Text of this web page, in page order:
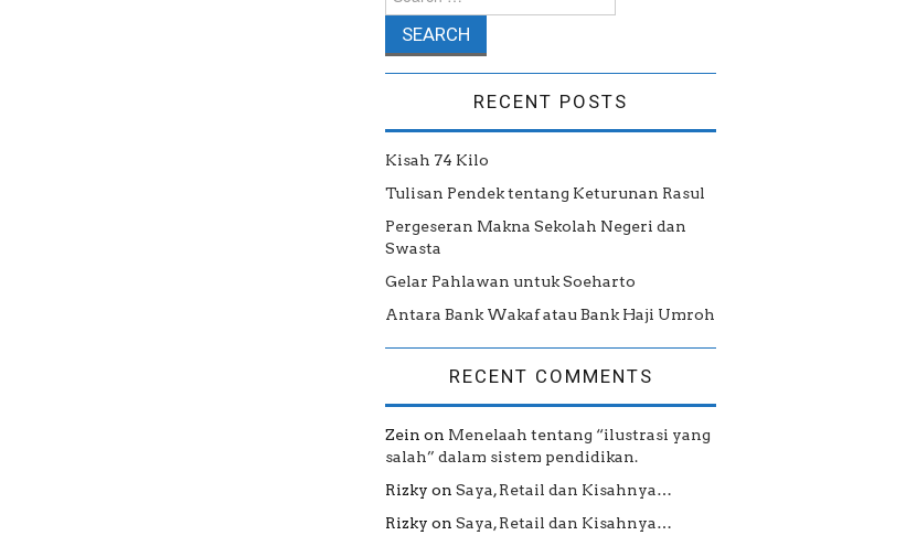
RECENT POSTS
Kisah 74 Kilo
Tulisan Pendek tentang Keturunan Rasul
Pergeseran Makna Sekolah Negeri dan
Swasta
Gelar Pahlawan untuk Soeharto
Antara Bank Wakaf atau Bank Haji Umroh
RECENT COMMENTS
Zein on Menelaah tentang “ilustrasi yang
salah” dalam sistem pendidikan.
Rizky on Saya, Retail dan Kisahnya…
Rizky on Saya, Retail dan Kisahnya…